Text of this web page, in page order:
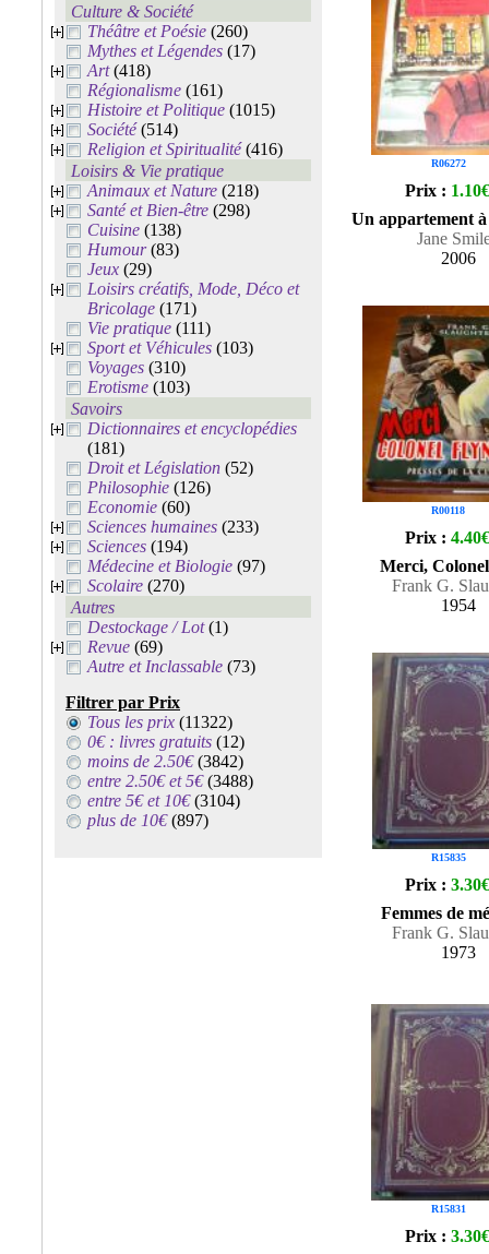
Culture & Société
Théâtre et Poésie (260)
Mythes et Légendes (17)
Art(418)
Régionalisme (161)
Histoire et Politique (1015)
Société(514)
Religion et Spiritualité(416)
Loisirs & Vie pratique
Animaux et Nature (218)
Santé et Bien-être (298)
Cuisine (138)
Humour(83)
Jeux (29)
Loisirs créatifs, Mode, Déco et
Bricolage (171)
Vie pratique (111)
Sport et Véhicules (103)
Voyages (310)
Erotisme (103)
Savoirs
Dictionnaires et encyclopédies
(181)
Droit et Législation (52)
Philosophie (126)
Economie (60)
Sciences humaines (233)
Sciences (194)
Médecine et Biologie (97)
Scolaire (270)
Autres
Destockage / Lot(1)
Revue (69)
Autre et Inclassable (73)
Filtrer par Prix
Tous les prix (11322)
0€ : livres gratuits (12)
moins de 2.50€(3842)
entre 2.50€ et 5€(3488)
entre 5€ et 10€(3104)
plus de 10€(897)
R06272
Prix : 1.10€
Un appartement
Jane
2006
R00118
Prix : 4.40€
Merci,
Frank G.
1954
R15835
Prix : 3.30€
Femmes de
Frank G.
1973
R15831
Prix : 3.30€